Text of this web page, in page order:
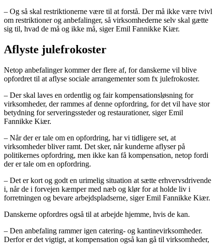
– Og så skal restriktionerne være til at forstå. Der må ikke være tvivl
om restriktioner og anbefalinger, så virksomhederne selv skal gætte
sig til, hvad de må og ikke må, siger Emil Fannikke Kiær.
Aflyste julefrokoster
Netop anbefalinger kommer der flere af, for danskerne vil blive
opfordret til at aflyse sociale arrangementer som fx julefrokoster.
– Der skal laves en ordentlig og fair kompensationsløsning for
virksomheder, der rammes af denne opfordring, for det vil have stor
betydning for serveringssteder og restaurationer, siger Emil
Fannikke Kiær.
– Når der er tale om en opfordring, har vi tidligere set, at
virksomheder bliver ramt. Det sker, når kunderne aflyser på
politikernes opfordring, men ikke kan få kompensation, netop fordi
der er tale om en opfordring.
– Det er kort og godt en urimelig situation at sætte erhvervsdrivende
i, når de i forvejen kæmper med næb og klør for at holde liv i
forretningen og bevare arbejdspladserne, siger Emil Fannikke Kiær.
Danskerne opfordres også til at arbejde hjemme, hvis de kan.
– Den anbefaling rammer igen catering- og kantinevirksomheder.
Derfor er det vigtigt, at kompensation også kan gå til virksomheder,